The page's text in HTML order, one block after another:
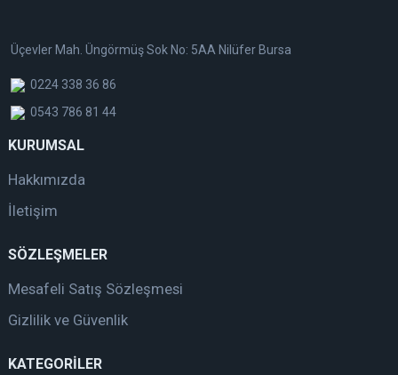
Üçevler Mah. Üngörmüş Sok No: 5AA Nilüfer Bursa
0224 338 36 86
0543 786 81 44
KURUMSAL
Hakkımızda
İletişim
SÖZLEŞMELER
Mesafeli Satış Sözleşmesi
Gizlilik ve Güvenlik
KATEGORİLER